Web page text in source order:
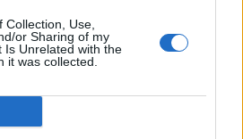
Use,
or Sharing of my
Is Unrelated with the
it was collected.